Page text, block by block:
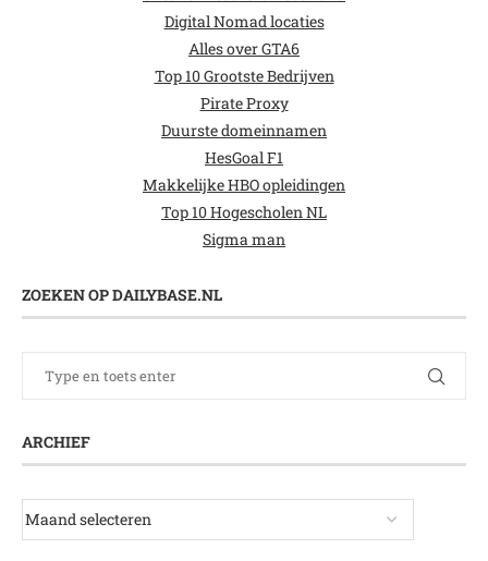
Digital Nomad locaties
Alles over GTA6
Top 10 Grootste Bedrijven
Pirate Proxy
Duurste domeinnamen
HesGoal F1
Makkelijke HBO opleidingen
Top 10 Hogescholen NL
Sigma man
ZOEKEN OP DAILYBASE.NL
ARCHIEF